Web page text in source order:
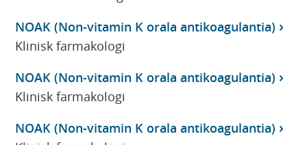
NOAK (Non-vitamin K orala antikoagulantia)
Klinisk farmakologi
NOAK (Non-vitamin K orala antikoagulantia)
Klinisk farmakologi
NOAK (Non-vitamin K orala antikoagulantia)